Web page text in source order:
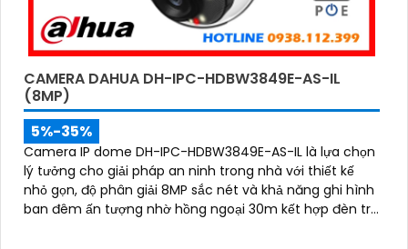
CAMERA DAHUA DH-IPC-HDBW3849E-AS-IL
(8MP)
5%-35%
Camera IP dome DH-IPC-HDBW3849E-AS-IL là lựa chọn
lý tưởng cho giải pháp an ninh trong nhà với thiết kế
nhỏ gọn, độ phân giải 8MP sắc nét và khả năng ghi hình
ban đêm ấn tượng nhờ hồng ngoại 30m kết hợp đèn trợ